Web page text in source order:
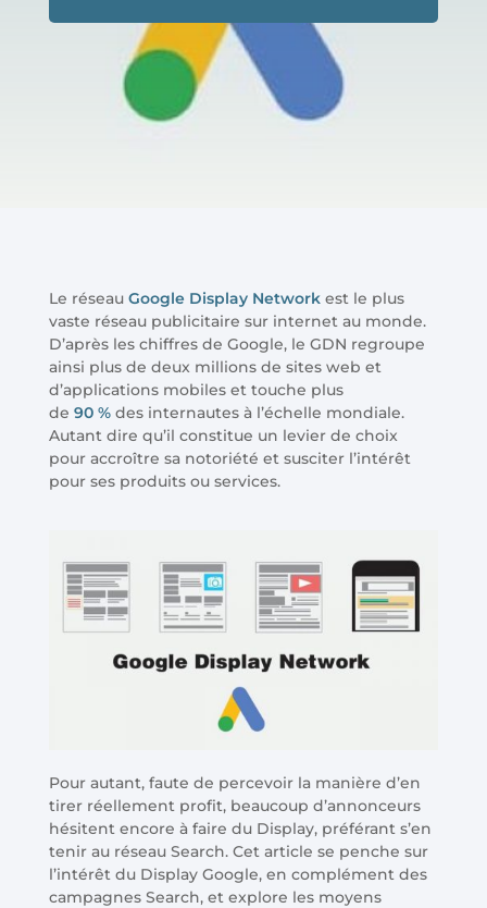
Le réseau Google Display Networkest le plus
vaste réseau publicitaire sur internet au monde.
D’après les chiffres de Google, le GDN regroupe
ainsi plus de deux millions de sites web et
d’applications mobiles et touche plus
de 90 %des internautes à l’échelle mondiale.
Autant dire qu’il constitue un levier de choix
pour accroître sa notoriété et susciter l’intérêt
pour ses produits ou services.
Pour autant, faute de percevoir la manière d’en
tirer réellement profit, beaucoup d’annonceurs
hésitent encore à faire du Display, préférant s’en
tenir au réseau Search. Cet article se penche sur
l’intérêt du Display Google, en complément des
campagnes Search, et explore les moyens